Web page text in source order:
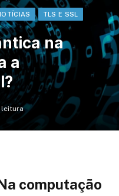
TLS E SSL
na
a
leitura
computação